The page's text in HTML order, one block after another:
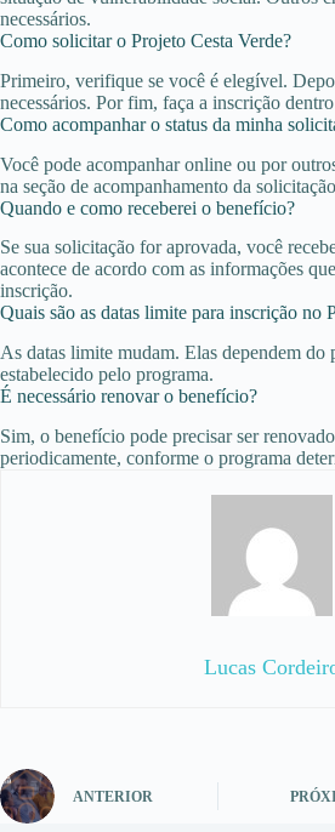
necessários.
Como solicitar o Projeto Cesta Verde?
Primeiro, verifique se você é elegível.
necessários. Por fim, faça a inscrição
Como acompanhar o status da minha
Você pode acompanhar online ou por
na seção de acompanhamento da
Quando e como receberei o benefício?
Se sua solicitação for aprovada, você
acontece de acordo com as informações
inscrição.
Quais são as datas limite para inscrição no
As datas limite mudam. Elas dependem do
estabelecido pelo programa.
É necessário renovar o benefício?
Sim, o benefício pode precisar ser
periodicamente, conforme o programa
Lucas
ANTERIOR